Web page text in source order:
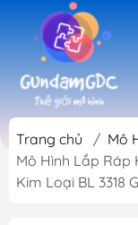
Trang chủ / Mô
Mô Hình Lắp Ráp
Kim Loại BL 3318